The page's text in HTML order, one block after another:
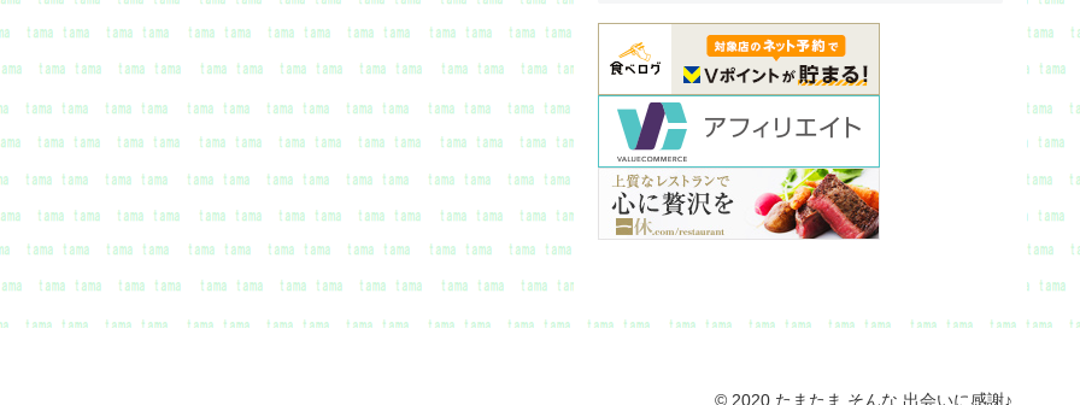
© 2020 たまたま そんな 出会いに感謝♪.